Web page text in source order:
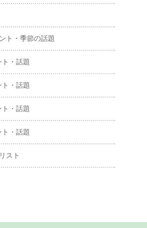
ト・季節の話題
・話題
ト・話題
・話題
・話題
スト